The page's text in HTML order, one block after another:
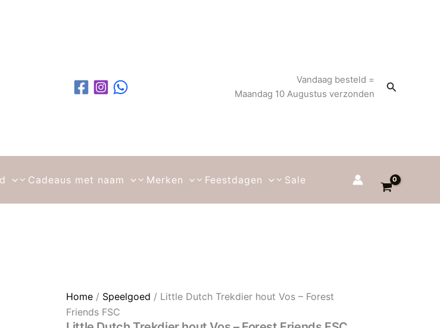
Vandaag besteld =
Maandag 10 Augustus verzonden
Zoeken
Cadeaus met naam Merken Feestdagen Sale
Home / Speelgoed / Little Dutch Trekdier hout Vos – Forest
Friends FSC
Oorspronkelijke prijs was: € 16,99.
Huidige prijs is: € 13,59.
Little Dutch Trekdier hout Vos - Forest Friends FSC aantal